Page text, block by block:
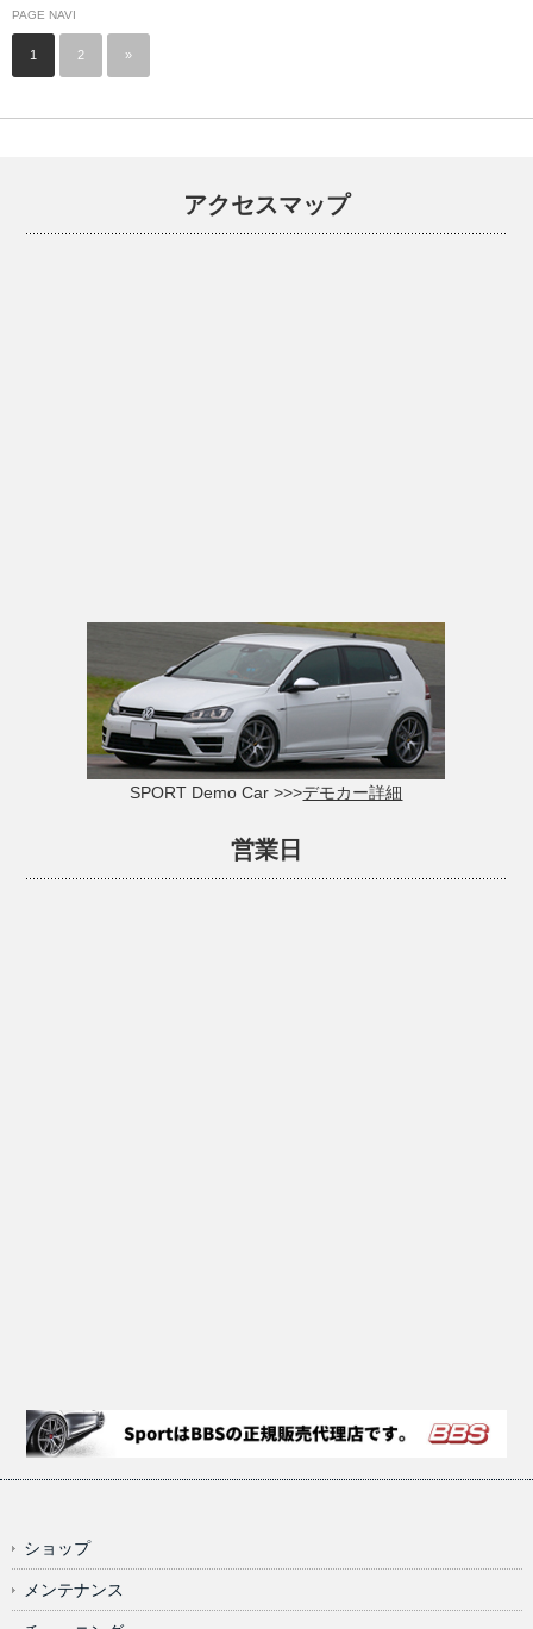
PAGE NAVI
1 2 »
アクセスマップ
SPORT Demo Car >>>デモカー詳細
営業日
ショップ
メンテナンス